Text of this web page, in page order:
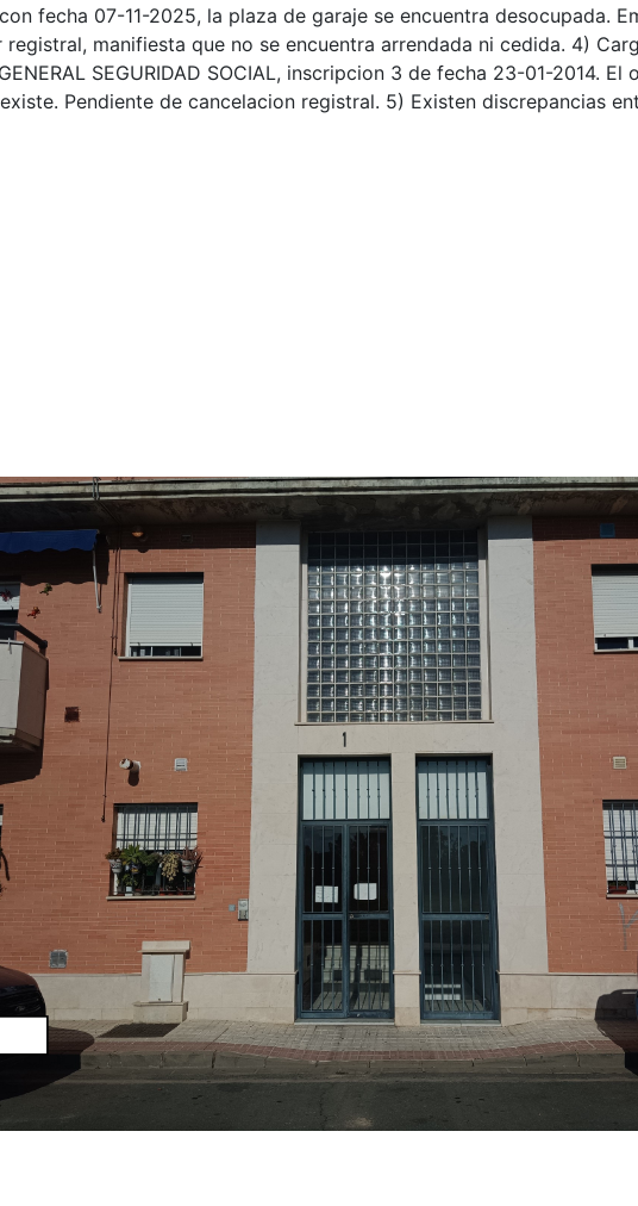
fecha 07-11-2025, la plaza de garaje se encuentra desocupada.
manifiesta que no se encuentra arrendada ni cedida. 4)
SEGURIDAD SOCIAL, inscripcion 3 de fecha 23-01-2014.
Pendiente de cancelacion registral. 5) Existen discrepancias